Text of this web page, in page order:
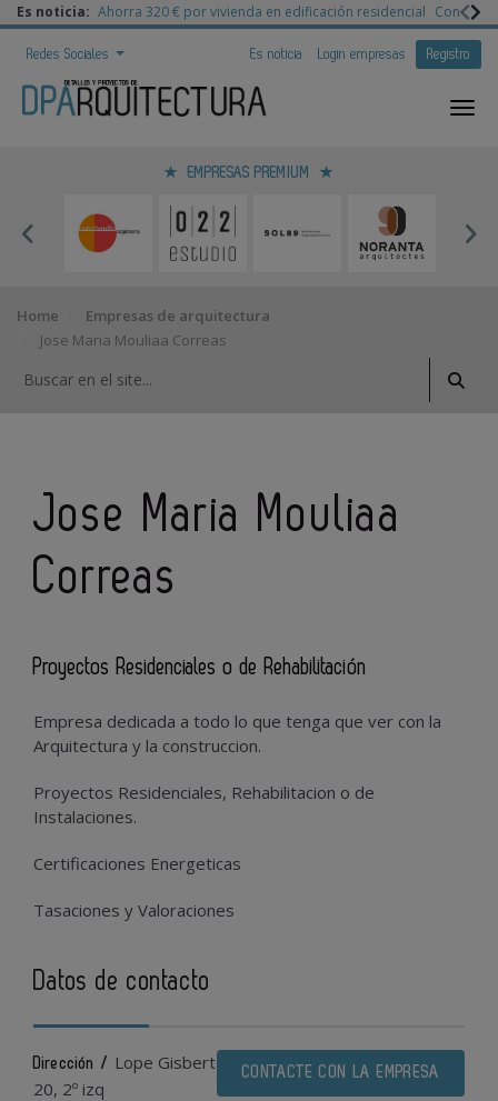
Es noticia: Ahorra 320 € por vivienda en edificación residencial
Redes Sociales Es noticia Login empresas Registro
EMPRESAS PREMIUM
Home
Empresas de arquitectura
Jose Maria Mouliaa Correas
Jose Maria Mouliaa
Correas
Proyectos Residenciales o de Rehabilitación
Empresa dedicada a todo lo que tenga que ver con la
Arquitectura y la construccion.
Proyectos Residenciales, Rehabilitacion o de
Instalaciones.
Certificaciones Energeticas
Tasaciones y Valoraciones
Datos de contacto
CONTACTE CON LA EMPRESA
Dirección / Lope Gisbert
20, 2º izq